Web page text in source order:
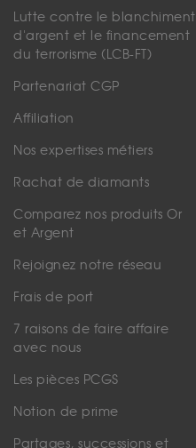
Lutte contre le blanchiment
d'argent et le financement
du terrorisme (LCB-FT)
Partenariat CGP
Affiliation
Nos expertises métiers
Rachat de diamants
Comparez nos produits Or
et Argent
Rejoignez notre réseau
Frais de port
7 raisons de faire affaire
avec nous
Les pièces PCGS
Notion de prime
Partages, successions et